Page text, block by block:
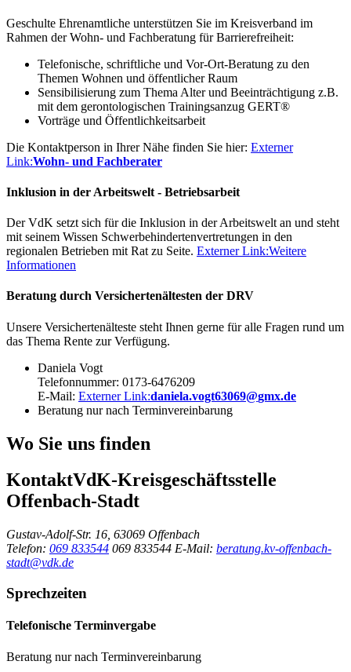
Geschulte Ehrenamtliche unterstützen Sie im Kreisverband im
Rahmen der Wohn- und Fachberatung für Barrierefreiheit:
Telefonische, schriftliche und Vor-Ort-Beratung zu den
Themen Wohnen und öffentlicher Raum
Sensibilisierung zum Thema Alter und Beeinträchtigung z.B.
mit dem gerontologischen Trainingsanzug GERT®
Vorträge und Öffentlichkeitsarbeit
Die Kontaktperson in Ihrer Nähe finden Sie hier: Externer
Link:Wohn- und Fachberater
Inklusion in der Arbeitswelt - Betriebsarbeit
Der VdK setzt sich für die Inklusion in der Arbeitswelt an und steht
mit seinem Wissen Schwerbehindertenvertretungen in den
regionalen Betrieben mit Rat zu Seite. Externer Link:Weitere
Informationen
Beratung durch Versichertenältesten der DRV
Unsere Versichertenälteste steht Ihnen gerne für alle Fragen rund um
das Thema Rente zur Verfügung.
Daniela Vogt
Telefonnummer: 0173-6476209
E-Mail: Externer Link:daniela.vogt63069@gmx.de
Beratung nur nach Terminvereinbarung
Wo Sie uns finden
KontaktVdK-Kreisgeschäftsstelle
Offenbach-Stadt
Gustav-Adolf-Str. 16, 63069 Offenbach
Telefon: 069 833544 069 833544 E-Mail: beratung.kv-offenbach-
stadt@vdk.de
Sprechzeiten
Telefonische Terminvergabe
Beratung nur nach Terminvereinbarung